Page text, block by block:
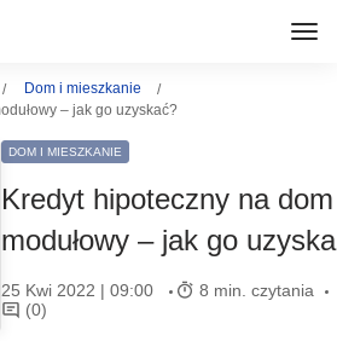
Dom i mieszkanie
– jak go uzyskać?
DOM I MIESZKANIE
Kredyt hipoteczny na dom
modułowy – jak go
25 Kwi 2022 | 09:00
8 min. czytania
(0)